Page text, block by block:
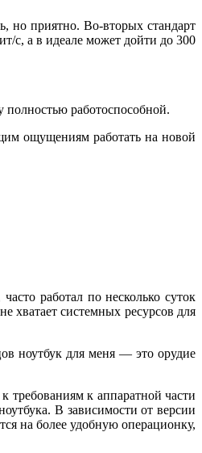
но приятно. Во-вторых стандарт
с, а в идеале может дойти до 300
полностью работоспособной.
ощущениям работать на новой
работал по несколько суток
хватает системных ресурсов для
ноутбук для меня — это орудие
к аппаратной части
В зависимости от версии
на более удобную операционку,